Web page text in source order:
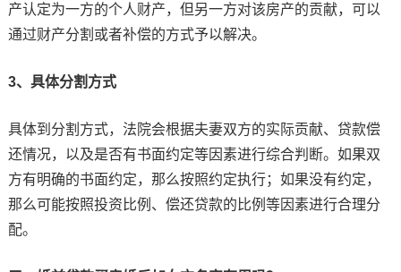
产认定为一方的个人财产，但另一方对该房产的贡献，可以
通过财产分割或者补偿的方式予以解决。
3、具体分割方式
具体到分割方式，法院会根据夫妻双方的实际贡献、贷款偿
还情况，以及是否有书面约定等因素进行综合判断。如果双
方有明确的书面约定，那么按照约定执行；如果没有约定，
那么可能按照投资比例、偿还贷款的比例等因素进行合理分
配。